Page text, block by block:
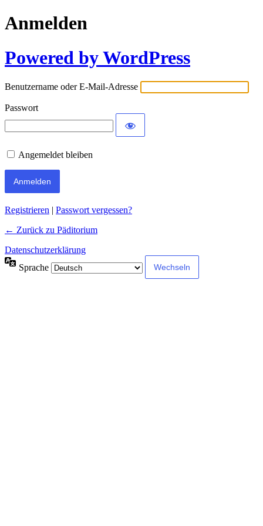
Anmelden
Powered by WordPress
Benutzername oder E-Mail-Adresse
Passwort
Angemeldet bleiben
Registrieren | Passwort vergessen?
← Zurück zu Päditorium
Datenschutzerklärung
Sprache